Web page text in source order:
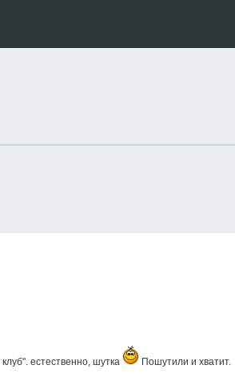
естественно, шутка Пошутили и хватит.